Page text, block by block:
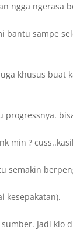
ngga ngerasa
bantu sampe
khusus buat
progressnya.
min ?
semakin
kesepakatan).
sumber. Jadi klo